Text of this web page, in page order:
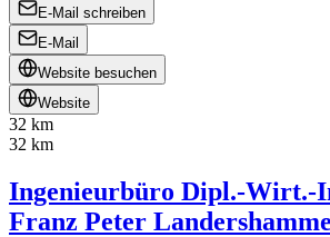
E-Mail schreiben
E-Mail
Website besuchen
Website
32 km
32 km
Ingenieurbüro Dipl.-Wirt.-
Franz Peter